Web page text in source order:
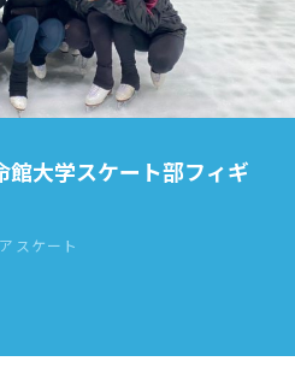
館大学スケート部フィギ
スケート